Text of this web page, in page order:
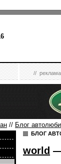
//
// Блог
БЛОГ
world